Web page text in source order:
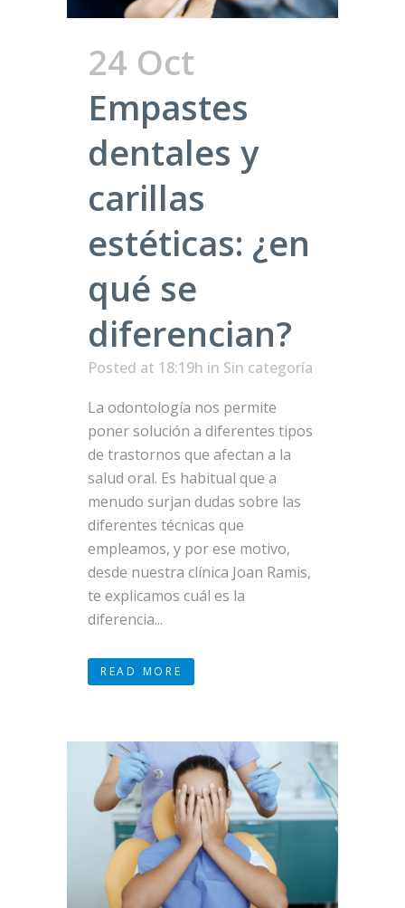
24 Oct
Empastes
dentales y
carillas
estéticas: ¿en
qué se
diferencian?
Posted at 18:19h in Sin categoría
La odontología nos permite
poner solución a diferentes tipos
de trastornos que afectan a la
salud oral. Es habitual que a
menudo surjan dudas sobre las
diferentes técnicas que
empleamos, y por ese motivo,
desde nuestra clínica Joan Ramis,
te explicamos cuál es la
diferencia...
READ MORE